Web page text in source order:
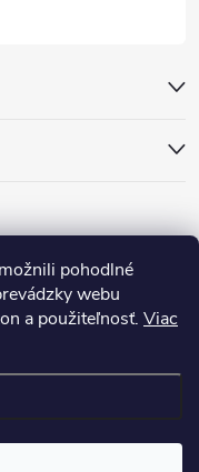
pohodlné
webu
a použiteľnosť. Viac